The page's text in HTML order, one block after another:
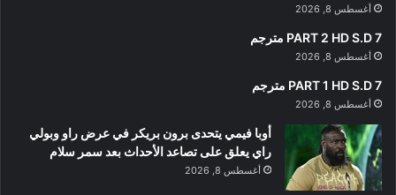
أغسطس 8, 2026
PART 2 HD S.D 7 مترجم
أغسطس 8, 2026
PART 1 HD S.D 7 مترجم
أغسطس 8, 2026
أوبا فيمي يتحدى برون بريكر في عرض راو وبولي
راي يعلق على تصاعد الأحداث بعد سمر سلام
أغسطس 8, 2026